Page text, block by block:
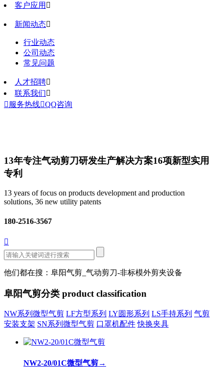
客户应用 
新闻动态
行业动态
公司动态
常见问题
人才招聘
联系我们
 服务热线QQ咨询
13年专注气动剪刀研发生产解决方案16项新型实用
专利
13 years of focus on products development and production
solutions, 36 new utility patents
180-2516-3567

他们都在搜：阜阳气剪_气动剪刀-非标模外剪夹设备
阜阳气剪分类 product classification
NW系列微型气剪 LF方型系列 LY圆形系列 LS手持系列 气剪
安装支架 SN系列微型气剪 口罩机配件 快换夹具
NW2-20/01C微型气剪→